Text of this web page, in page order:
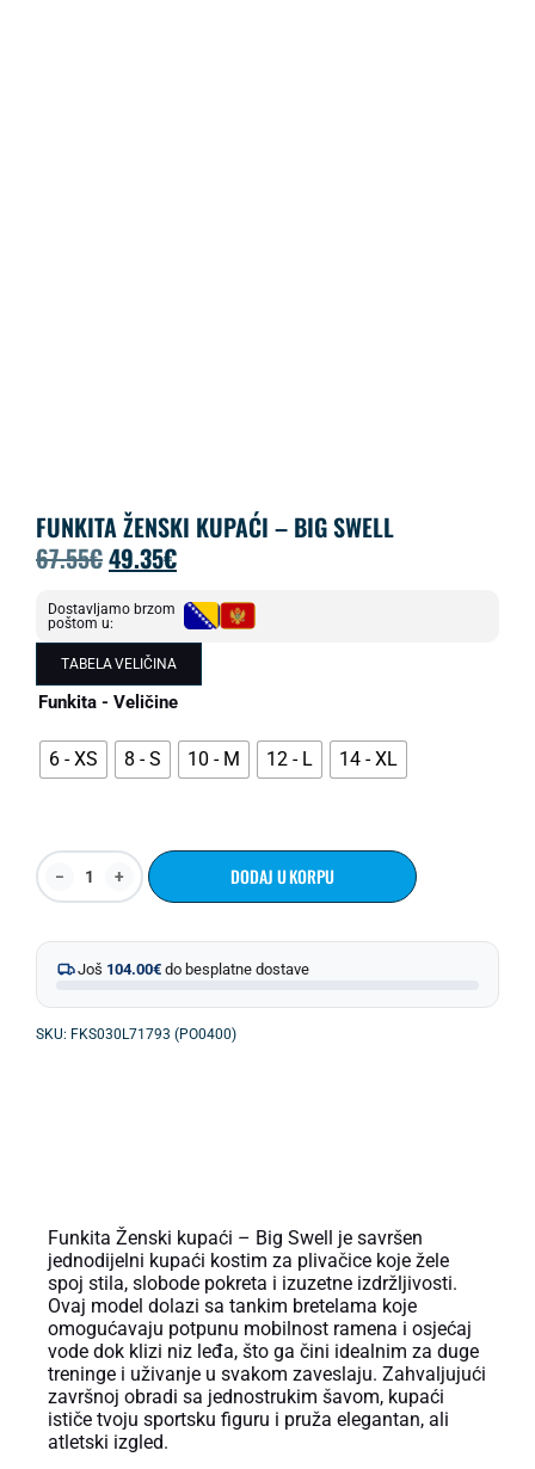
FUNKITA ŽENSKI KUPAĆI – BIG SWELL
67.55€49.35€
Dostavljamo brzom
poštom u:
TABELA VELIČINA
Funkita - Veličine
6 - XS 8 - S 10 - M 12 - L 14 - XL
DODAJ U KORPU
Još 104.00€ do besplatne dostave
SKU: FKS030L71793 (PO0400)
Funkita Ženski kupaći – Big Swell je savršen
jednodijelni kupaći kostim za plivačice koje žele
spoj stila, slobode pokreta i izuzetne izdržljivosti.
Ovaj model dolazi sa tankim bretelama koje
omogućavaju potpunu mobilnost ramena i osjećaj
vode dok klizi niz leđa, što ga čini idealnim za duge
treninge i uživanje u svakom zaveslaju. Zahvaljujući
završnoj obradi sa jednostrukim šavom, kupaći
ističe tvoju sportsku figuru i pruža elegantan, ali
atletski izgled.